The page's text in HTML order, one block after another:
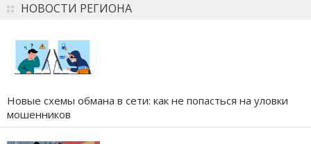
НОВОСТИ РЕГИОНА
Новые схемы обмана в сети: как не попасться на уловки
мошенников